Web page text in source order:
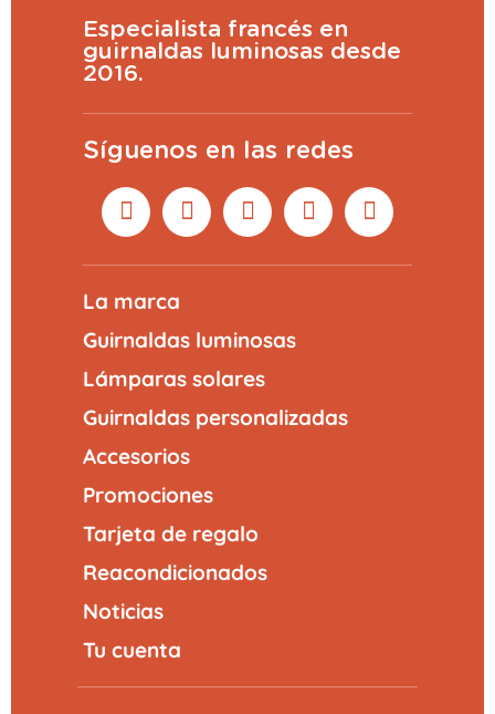
Especialista francés en
guirnaldas luminosas desde
2016.
Síguenos en las redes
La marca
Guirnaldas luminosas
Lámparas solares
Guirnaldas personalizadas
Accesorios
Promociones
Tarjeta de regalo
Reacondicionados
Noticias
Tu cuenta